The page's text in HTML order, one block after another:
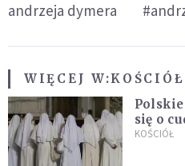
andrzeja dymera
WIĘCEJ W:KOŚCIÓŁ
się o
Pana
KOŚCIÓŁ